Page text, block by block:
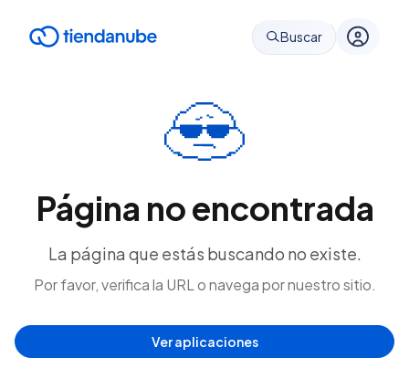
Buscar
Página no encontrada
La página que estás buscando no existe.
Por favor, verifica la URL o navega por nuestro sitio.
Ver aplicaciones